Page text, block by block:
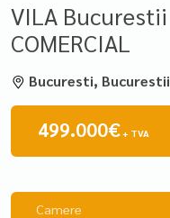
VILA
COMERCIAL
Bucuresti,
499.000€+ TVA
Camere